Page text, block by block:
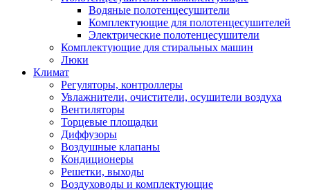
Водяные полотенцесушители
Комплектующие для полотенцесушителей
Электрические полотенцесушители
Комплектующие для стиральных машин
Люки
Климат
Регуляторы, контроллеры
Увлажнители, очистители, осушители воздуха
Вентиляторы
Торцевые площадки
Диффузоры
Воздушные клапаны
Кондиционеры
Решетки, выходы
Воздуховоды и комплектующие